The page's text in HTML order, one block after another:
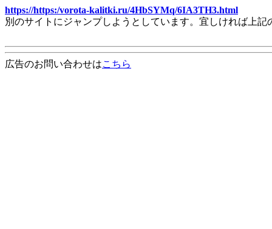
https://https:/vorota-kalitki.ru/4HbSYMq/6IA3TH3.html
別のサイトにジャンプしようとしています。宜しければ上
広告のお問い合わせはこちら